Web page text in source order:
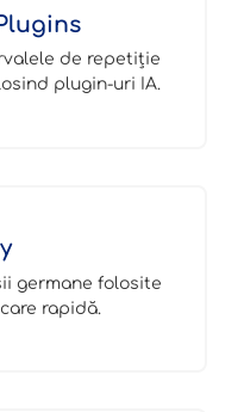
de repetiție
plugin-uri IA.
germane folosite
rapidă.